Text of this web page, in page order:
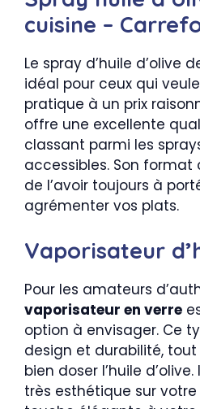
cuisine –
Le spray d’huile d’olive
idéal pour ceux qui
pratique à un prix
offre une excellente
classant parmi les
accessibles. Son
de l’avoir toujours à
agrémenter vos plats.
Vaporisateur
Pour les amateurs
vaporisateur en verre
option à envisager. Ce
design et durabilité,
bien doser l’huile
très esthétique sur